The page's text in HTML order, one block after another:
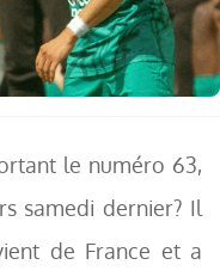
le numéro 63,
samedi dernier? Il
de France et a